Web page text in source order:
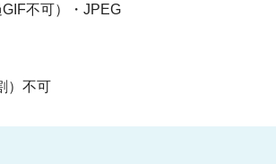
不可）・JPEG
）不可